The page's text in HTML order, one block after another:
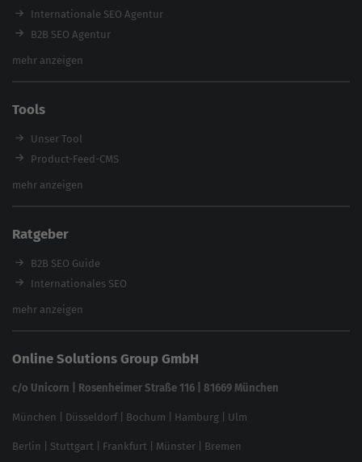
E-Books
Magazin
Internationale SEO Agentur
B2B SEO Agentur
Inhouse SEO Agentur
Enterprise SEO Agentur
Workshops
mehr anzeigen
Tools
Unser Tool
Product-Feed-CMS
Website Analyse
Backlink-Check
Ladezeiten-Check
Brand Protection Tool
Website SEO Check
feed2content.ai
mehr anzeigen
Ratgeber
B2B SEO Guide
Internationales SEO
eCommerce SEO
In ChatGPT gefunden werden
Linkbuilding 2025
Local SEO
SEO für Online Shops
mehr anzeigen
Online Solutions Group GmbH
c/o Unicorn | Rosenheimer Straße 116 | 81669 München
München Düsseldorf| Bochum Hamburg Ulm
Berlin Stuttgart Frankfurt Münster Bremen